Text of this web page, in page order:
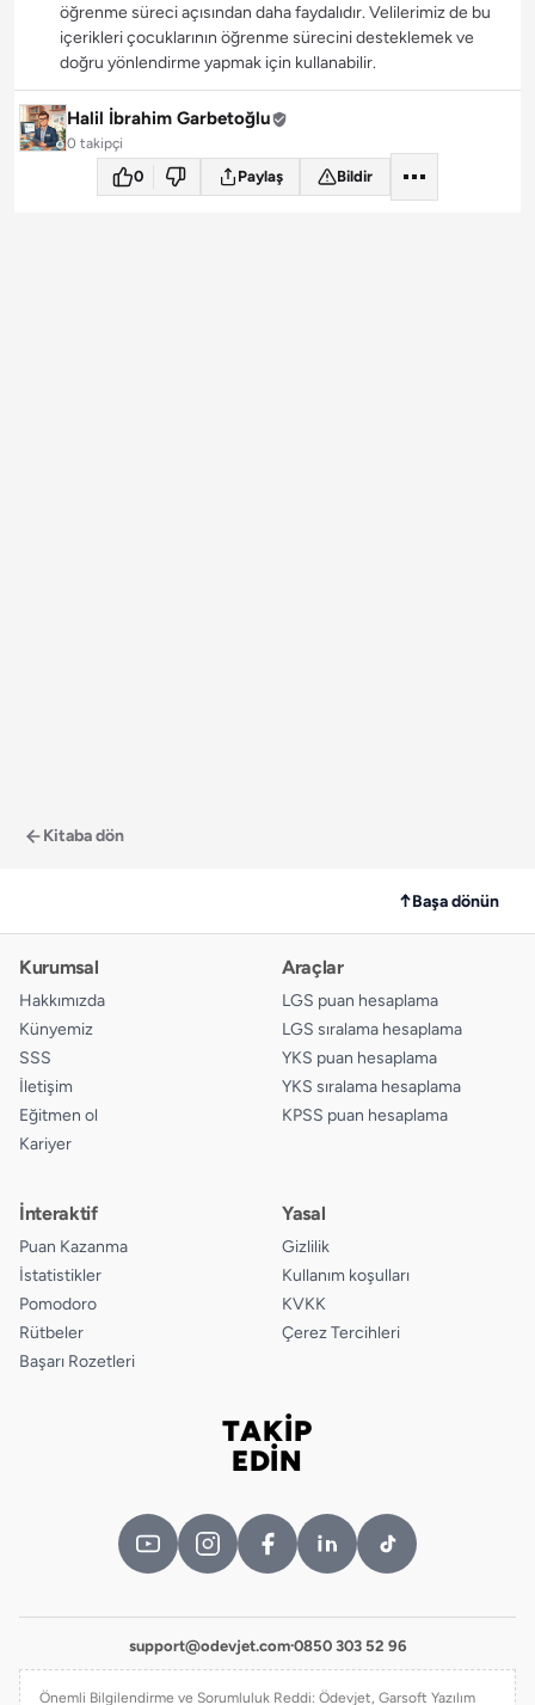
öğrenme süreci açısından daha faydalıdır. Velilerimiz de bu
içerikleri çocuklarının öğrenme sürecini desteklemek ve
doğru yönlendirme yapmak için kullanabilir.
Halil İbrahim Garbetoğlu
0 takipçi
0 Paylaş Bildir
Kitaba dön
↑Başa dönün
Kurumsal
Hakkımızda
Künyemiz
SSS
İletişim
Eğitmen ol
Kariyer
Araçlar
LGS puan hesaplama
LGS sıralama hesaplama
YKS puan hesaplama
YKS sıralama hesaplama
KPSS puan hesaplama
İnteraktif
Puan Kazanma
İstatistikler
Pomodoro
Rütbeler
Başarı Rozetleri
Yasal
Gizlilik
Kullanım koşulları
KVKK
Çerez Tercihleri
TAKİP
EDİN
support@odevjet.com·0850 303 52 96
Önemli Bilgilendirme ve Sorumluluk Reddi: Ödevjet, Garsoft Yazılım